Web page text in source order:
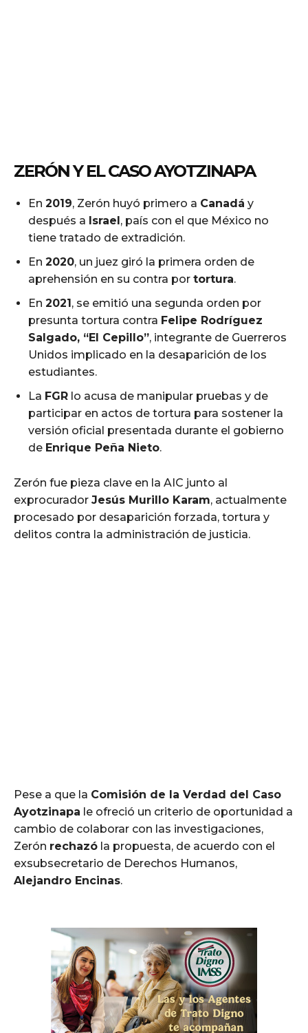
ZERÓN Y EL CASO AYOTZINAPA
En 2019, Zerón huyó primero a Canadá y
después a Israel , país con el que México no
tiene tratado de extradición.
En 2020, un juez giró la primera orden de
aprehensión en su contra por tortura.
En 2021 , se emitió una segunda orden por
presunta tortura contra Felipe Rodríguez
Salgado, “El Cepillo”, integrante de Guerreros
Unidos implicado en la desaparición de los
estudiantes.
La FGR lo acusa de manipular pruebas y de
participar en actos de tortura para sostener la
versión oficial presentada durante el gobierno
de Enrique Peña Nieto.
Zerón fue pieza clave en la AIC junto al
exprocurador Jesús Murillo Karam, actualmente
procesado por desaparición forzada, tortura y
delitos contra la administración de justicia.
Pese a que la Comisión de la Verdad del Caso
Ayotzinapa le ofreció un criterio de oportunidad a
cambio de colaborar con las investigaciones,
Zerón rechazó la propuesta, de acuerdo con el
exsubsecretario de Derechos Humanos,
Alejandro Encinas.